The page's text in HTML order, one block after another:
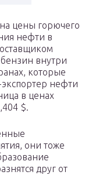
цены горючего
нефти в
внутри
которые
нефти
в ценах
$.
они тоже
друг от